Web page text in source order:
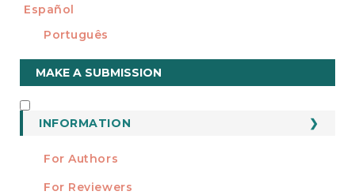
Español
Português
Make
a
Submission
MAKE A SUBMISSION
INFORMATION
For Authors
For Reviewers